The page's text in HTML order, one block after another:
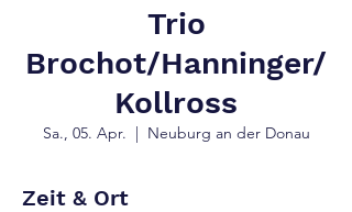
Trio
Brochot/Hanninger/
Kollross
Sa., 05. Apr.
  |
Neuburg an der Donau
Zeit & Ort